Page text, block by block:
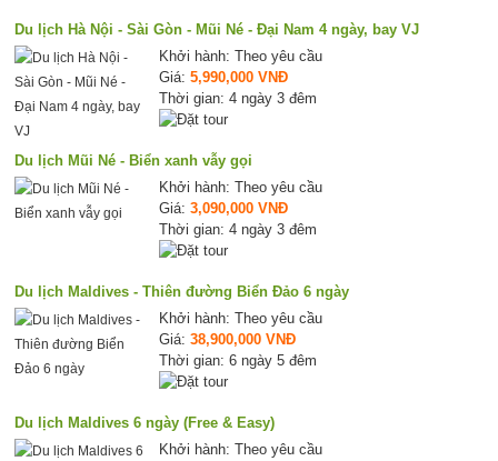
Du lịch Hà Nội - Sài Gòn - Mũi Né - Đại Nam 4 ngày, bay VJ
Khởi hành: Theo yêu cầu
Giá:5,990,000 VNĐ
Thời gian: 4 ngày 3 đêm
Du lịch Mũi Né - Biển xanh vẫy gọi
Khởi hành: Theo yêu cầu
Giá:3,090,000 VNĐ
Thời gian: 4 ngày 3 đêm
Du lịch Maldives - Thiên đường Biển Đảo 6 ngày
Khởi hành: Theo yêu cầu
Giá:38,900,000 VNĐ
Thời gian: 6 ngày 5 đêm
Du lịch Maldives 6 ngày (Free & Easy)
Khởi hành: Theo yêu cầu